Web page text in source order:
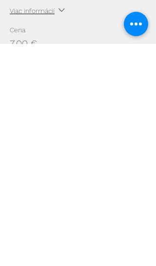
Viac informácií
Cena
7,00 €